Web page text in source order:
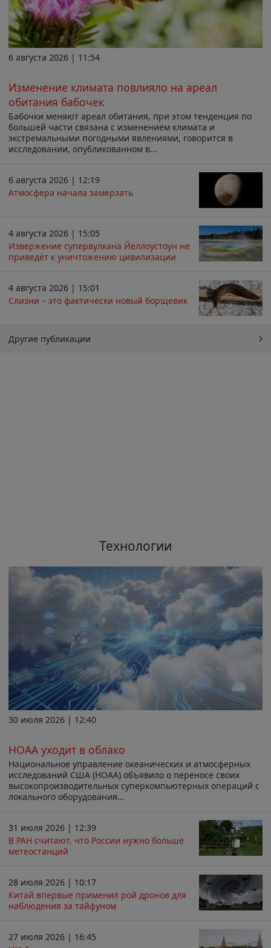
6 августа 2026 | 11:54
Изменение климата повлияло на ареал
обитания бабочек
Бабочки меняют ареал обитания, при этом тенденция по
большей части связана с изменением климата и
экстремальными погодными явлениями, говорится в
исследовании, опубликованном в...
6 августа 2026 | 12:19
Атмосфера начала замерзать
4 августа 2026 | 15:05
Извержение супервулкана Йеллоустоун не
приведёт к уничтожению цивилизации
4 августа 2026 | 15:01
Слизни – это фактически новый борщевик
Другие публикации
Технологии
30 июля 2026 | 12:40
НОАА уходит в облако
Национальное управление океанических и атмосферных
исследований США (НОАА) объявило о переносе своих
высокопроизводительных суперкомпьютерных операций с
локального оборудования...
31 июля 2026 | 12:39
В РАН считают, что России нужно больше
метеостанций
28 июля 2026 | 10:17
Китай впервые применил рой дронов для
наблюдения за тайфуном
27 июля 2026 | 16:45